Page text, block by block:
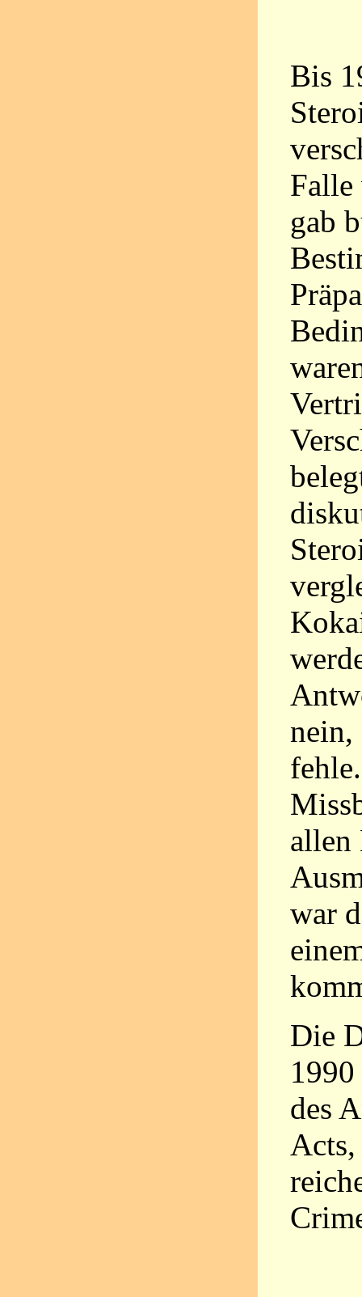
Bis
Falle
gab
nein,
allen
war
Die
des